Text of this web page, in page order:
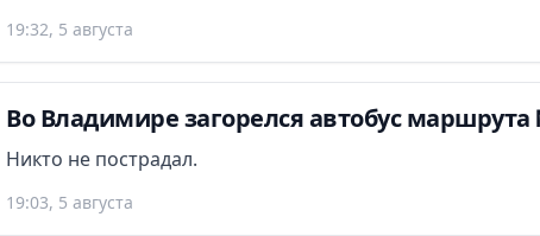
19:32, 5 августа
Во Владимире загорелся автобус
Никто не пострадал.
19:03, 5 августа